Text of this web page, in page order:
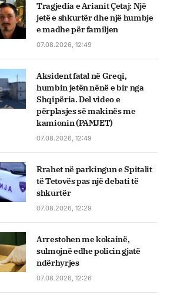
Tragjedia e Arianit Çetaj: Një
jetë e shkurtër dhe një humbje
e madhe për familjen
07.08.2026, 12:49
Aksident fatal në Greqi,
humbin jetën nënë e bir nga
Shqipëria. Del video e
përplasjes së makinës me
kamionin (PAMJET)
07.08.2026, 12:49
Rrahet në parkingun e Spitalit
të Tetovës pas një debati të
shkurtër
07.08.2026, 12:29
Arrestohen me kokainë,
sulmojnë edhe policin gjatë
ndërhyrjes
07.08.2026, 12:26